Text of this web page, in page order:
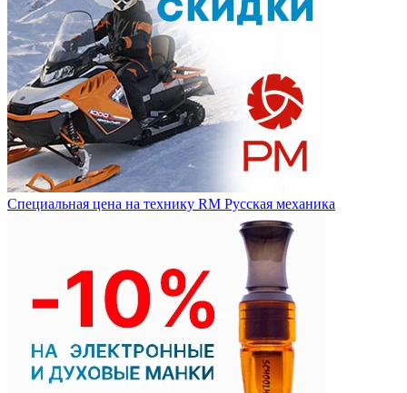
Специальная цена на технику RM Русская механика